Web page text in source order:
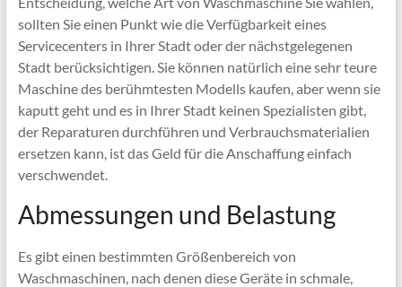
sollten Sie einen Punkt wie die Verfügbarkeit eines
Servicecenters in Ihrer Stadt oder der nächstgelegenen
Stadt berücksichtigen. Sie können natürlich eine sehr teure
Maschine des berühmtesten Modells kaufen, aber wenn sie
kaputt geht und es in Ihrer Stadt keinen Spezialisten gibt,
der Reparaturen durchführen und Verbrauchsmaterialien
ersetzen kann, ist das Geld für die Anschaffung einfach
verschwendet.
Abmessungen und Belastung
Es gibt einen bestimmten Größenbereich von
Waschmaschinen, nach denen diese Geräte in schmale,